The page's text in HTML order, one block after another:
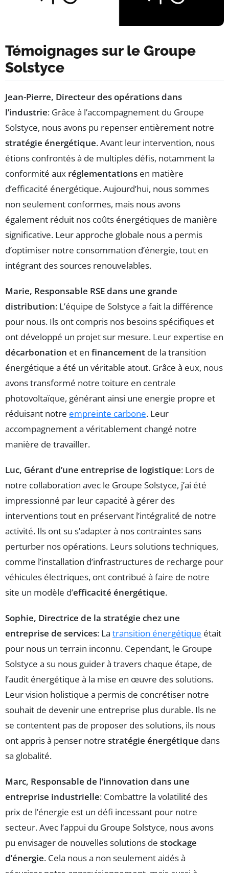
Témoignages sur le Groupe
Solstyce
Jean-Pierre, Directeur des opérations dans
l’industrie: Grâce à l’accompagnement du Groupe
Solstyce, nous avons pu repenser entièrement notre
stratégie énergétique. Avant leur intervention, nous
étions confrontés à de multiples défis, notamment la
conformité aux réglementations en matière
d’efficacité énergétique. Aujourd’hui, nous sommes
non seulement conformes, mais nous avons
également réduit nos coûts énergétiques de manière
significative. Leur approche globale nous a permis
d’optimiser notre consommation d’énergie, tout en
intégrant des sources renouvelables.
Marie, Responsable RSE dans une grande
distribution: L’équipe de Solstyce a fait la différence
pour nous. Ils ont compris nos besoins spécifiques et
ont développé un projet sur mesure. Leur expertise en
décarbonation et en financement de la transition
énergétique a été un véritable atout. Grâce à eux, nous
avons transformé notre toiture en centrale
photovoltaïque, générant ainsi une energie propre et
réduisant notre empreinte carbone. Leur
accompagnement a véritablement changé notre
manière de travailler.
Luc, Gérant d’une entreprise de logistique: Lors de
notre collaboration avec le Groupe Solstyce, j’ai été
impressionné par leur capacité à gérer des
interventions tout en préservant l’intégralité de notre
activité. Ils ont su s’adapter à nos contraintes sans
perturber nos opérations. Leurs solutions techniques,
comme l’installation d’infrastructures de recharge pour
véhicules électriques, ont contribué à faire de notre
site un modèle d’efficacité énergétique.
Sophie, Directrice de la stratégie chez une
entreprise de services: La transition énergétique était
pour nous un terrain inconnu. Cependant, le Groupe
Solstyce a su nous guider à travers chaque étape, de
l’audit énergétique à la mise en œuvre des solutions.
Leur vision holistique a permis de concrétiser notre
souhait de devenir une entreprise plus durable. Ils ne
se contentent pas de proposer des solutions, ils nous
ont appris à penser notre stratégie énergétique dans
sa globalité.
Marc, Responsable de l’innovation dans une
entreprise industrielle: Combattre la volatilité des
prix de l’énergie est un défi incessant pour notre
secteur. Avec l’appui du Groupe Solstyce, nous avons
pu envisager de nouvelles solutions de stockage
d’énergie. Cela nous a non seulement aidés à